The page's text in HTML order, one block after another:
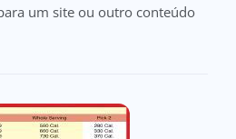
um site ou outro conteúdo